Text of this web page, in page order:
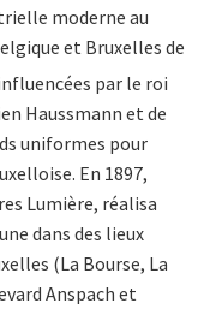
moderne au
et Bruxelles de
par le roi
Haussmann et de
uniformes pour
En 1897,
Lumière, réalisa
dans des lieux
(La Bourse, La
Anspach et